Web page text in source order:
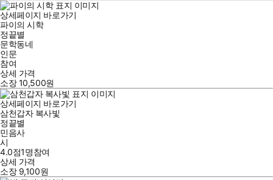
상세페이지 바로가기
파이의 시학
정끝별
문학동네
인문
참여
상세 가격
소장10,500원
상세페이지 바로가기
삼천갑자 복사빛
정끝별
민음사
시
4.0점1명참여
상세 가격
소장 9,100원